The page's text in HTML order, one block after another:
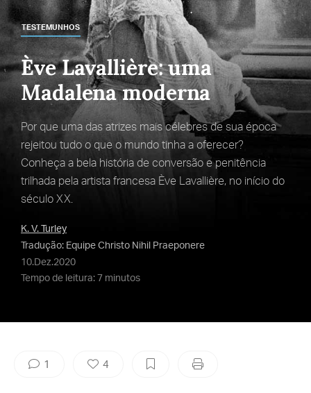
TESTEMUNHOS
Ève Lavallière: uma
Madalena moderna
Por que uma das atrizes mais célebres de sua época
rejeitou tudo o que o mundo tinha a oferecer?
Conheça a bela história de conversão e penitência
trilhada pela artista francesa Ève Lavallière, no início do
século XX.
K. V. Turley
Tradução: Equipe Christo Nihil Praeponere
10.Dez.2020
Tempo de leitura: 7 minutos
1 4